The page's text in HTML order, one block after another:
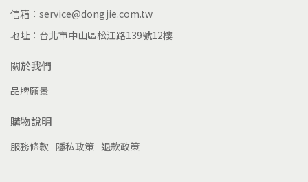
信箱：service@dongjie.com.tw
地址：台北市中山區松江路139號12樓
關於我們
品牌願景
購物說明
服務條款 隱私政策 退款政策